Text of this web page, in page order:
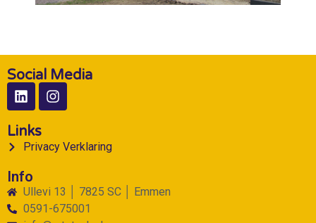
Social Media
Links
Privacy Verklaring
Info
Ullevi 13 │ 7825 SC │ Emmen
0591-675001